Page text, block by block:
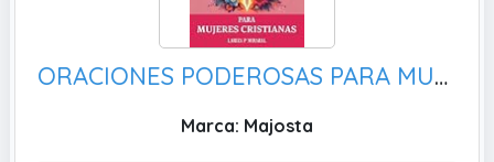
ORACIONES PODEROSAS PARA MUJERES CRISTIANAS: Libro de oraciones para mujeres. Oraciones de guerra espiritual, sanidad y liberación para obtener victoria en cada desafío.
Marca: Majosta